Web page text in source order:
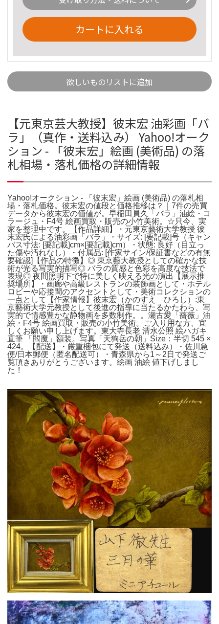
カートに入れる
欲しいものリストに追加
【元東京芸大教授】彼末宏 油彩画「バ
ラ」（真作・送料込み） Yahoo!オーク
ション - 「彼末宏」絵画 (美術品) の落
札相場・落札価格の詳細情報
Yahoo!オークション - 「彼末宏」絵画 (美術品) の落札相
場・落札価格。彼末宏の値段と価格推移は？｜7件の売買
データから彼末宏の価値が。早稲田員久「バラ」油絵・コ
ラージュ・F4号 絵画買取・販売の小竹美術。☆只今、実
家を整理中です。【作品詳細】・元東京藝術大学教授 彼
末宏氏による油彩画「バラ」・サイズ: [要記載]号（キャン
バス寸法: [要記載]cm×[要記載]cm）・状態: 良好（目立っ
た傷や汚れなし）・付属品: [作家サイン/保証書などの有無
要確認]【作品の特徴】◎ 東京藝大教授としての確かな技
術が光る写実的描写◎ バラの質感と色彩を高度な技法で
表現◎ 夜間照明下で特に美しく映える光の演出【展示推
奨場所】・画廊や高級レストランの装飾画として・ホテル
ロビーや応接間のアクセントとして・美術コレクションの
一点として【作家情報】彼末宏（かのすえ ひろし）:東
京藝術大学元教授として後進の指導に当たるかたわら、写
実的で情感豊かな静物画を多数制作。。瀬古愛「薔薇」油
絵・F4号 絵画買取・販売の小竹美術。ご入り用な方、宜
しくお願い申し上げます。東大寺長老 清水公照 絵ハガキ
直筆 「閻魔」額装。写真「天狗岳の朝」Size：半切 545 ×
424。【配送】・厳重梱包にて発送（送料込み）・佐川急
便/日本郵便（匿名配送可）・青森県から1～2日で発送ご
覧頂きありがとうございます。絵画 油絵 値下げしまし
た！